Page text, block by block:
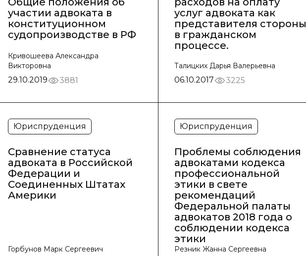
участии адвоката в
конституционном
судопроизводстве в РФ
Кривошеева Александра
Викторовна
29.10.2019 3881
услуг адвоката как
представителя стороны
в гражданском
процессе.
Талицких Дарья Валерьевна
06.10.2017 3225
Юриспруденция
Сравнение статуса
адвоката в Российской
Федерации и
Соединенных Штатах
Америки
Горбунов Марк Сергеевич
Юриспруденция
Проблемы соблюдения
адвокатами кодекса
профессиональной
этики в свете
рекомендаций
Федеральной палаты
адвокатов 2018 года о
соблюдении кодекса
этики
Резник Жанна Сергеевна